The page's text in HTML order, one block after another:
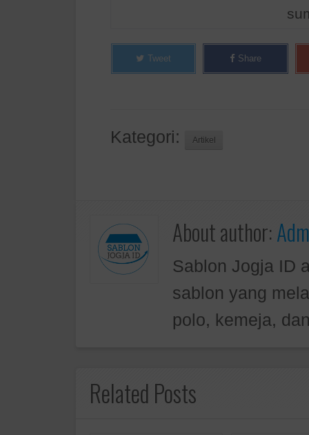
Tweet Share
Kategori: Artikel
About author:
Sablon Jogja ID
sablon yang
polo, kemeja,
Related Posts